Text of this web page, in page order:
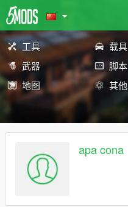
工具 载具
武器
脚本
地图
其他
apa cona